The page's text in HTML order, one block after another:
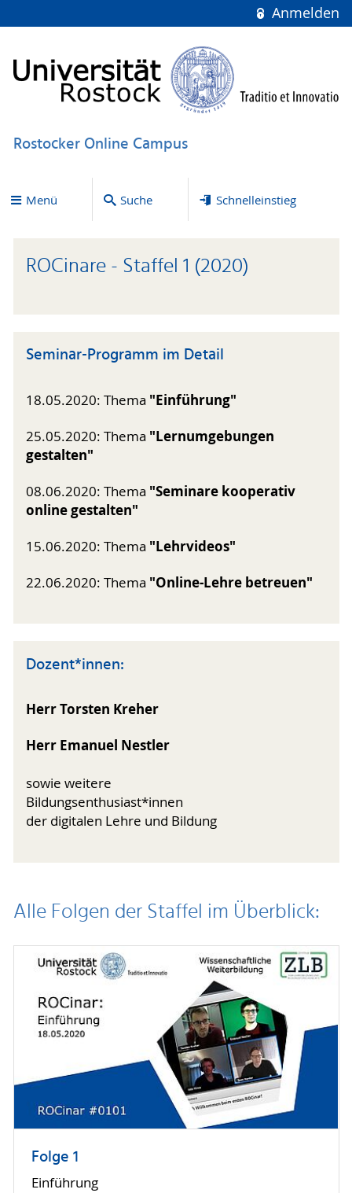
Anmelden
Rostocker Online Campus
Menü Suche Schnelleinstieg
ROCinare - Staffel 1 (2020)
Seminar-Programm im Detail
18.05.2020: Thema "Einführung"
25.05.2020: Thema "Lernumgebungen
gestalten"
08.06.2020: Thema "Seminare kooperativ
online gestalten"
15.06.2020: Thema "Lehrvideos"
22.06.2020: Thema "Online-Lehre betreuen"
Dozent*innen:
Herr Torsten Kreher
Herr Emanuel Nestler
sowie weitere
Bildungsenthusiast*innen
der digitalen Lehre und Bildung
Alle Folgen der Staffel im Überblick:
Folge 1
Einführung